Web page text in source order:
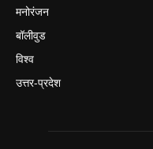
मनोरंजन
बॉलीवुड
विश्व
उत्तर-प्रदेश